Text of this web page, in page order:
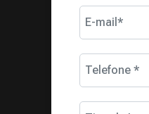
E-mail*
Telefone *